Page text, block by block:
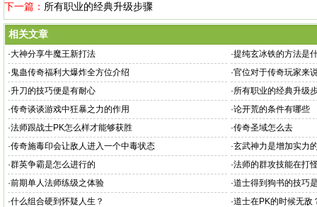
下一篇： 所有职业的经典升级步骤
相关文章
·大神分享牛魔王新打法 ·提纯玄冰铁的方法是
· 鬼蛊传奇福利大爆炸全方位介绍 ·官位对于传奇玩家来
·升刀的技巧便是有耐心 ·所有职业的经典升级
·传奇谈谈游戏中狂暴之力的作用 ·论开荒的条件有哪些
·法师跟战士PK怎么样才能够获胜 ·传奇圣域怎么去
·传奇施毒印会让敌人进入一个中毒状态 ·玄武神力是增加实力
·群英争霸是怎么进行的 ·法师的群攻技能在打
·前期单人法师练级之体验 ·道士得到狗书的技巧
·什么组合硬到怀疑人生？ ·道士在PK的时候无敌